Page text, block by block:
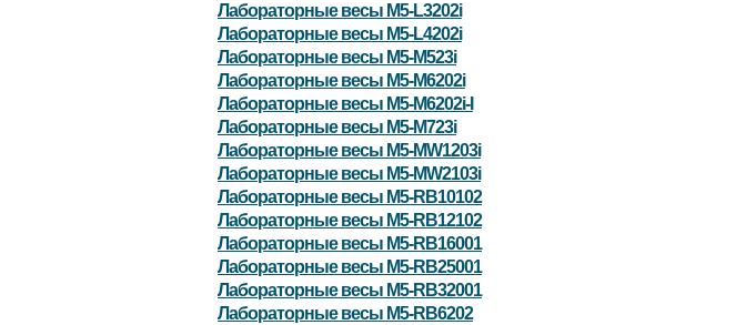
Лабораторные весы M5-L3202i
Лабораторные весы M5-L4202i
Лабораторные весы M5-M523i
Лабораторные весы M5-M6202i
Лабораторные весы M5-M6202i-I
Лабораторные весы M5-M723i
Лабораторные весы M5-MW1203i
Лабораторные весы M5-MW2103i
Лабораторные весы M5-RB10102
Лабораторные весы M5-RB12102
Лабораторные весы M5-RB16001
Лабораторные весы M5-RB25001
Лабораторные весы M5-RB32001
Лабораторные весы M5-RB6202